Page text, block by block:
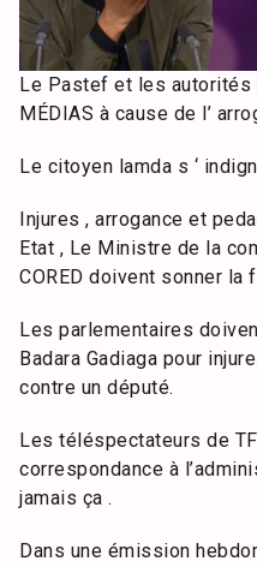
Le Pastef et les autorités
MÉDIAS à cause de l’
Le citoyen lamda s ‘
Injures , arrogance et
Etat , Le Ministre de la
CORED doivent sonner la
Les parlementaires
Badara Gadiaga pour
contre un député.
Les téléspectateurs de
correspondance à
jamais ça .
Dans une émission